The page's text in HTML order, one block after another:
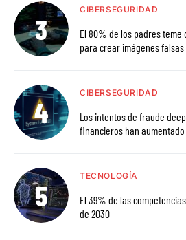
CIBERSEGURIDAD
El 80% de los padres teme
para crear imágenes falsas
CIBERSEGURIDAD
Los intentos de fraude
financieros han aumentado
TECNOLOGÍA
El 39% de las
de 2030